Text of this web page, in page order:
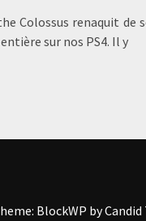
Colossus renaquit de
sur nos PS4. Il y
BlockWP byCandid